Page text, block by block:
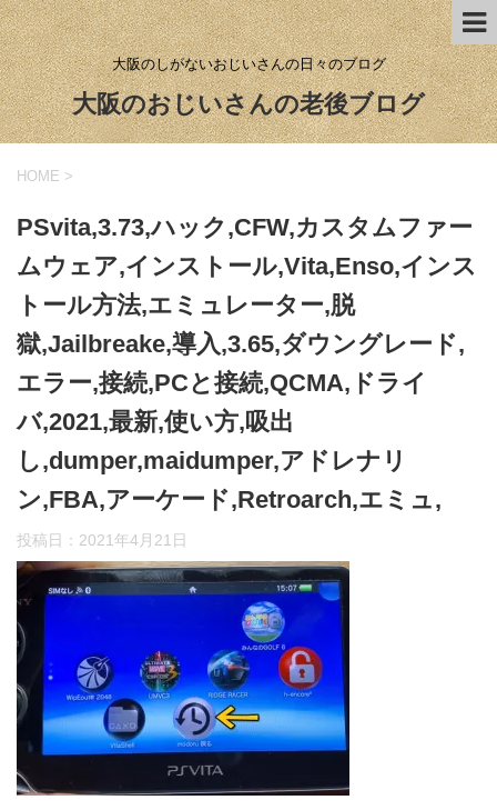
大阪のしがないおじいさんの日々のブログ
大阪のおじいさんの老後ブログ
HOME >
PSvita,3.73,ハック,CFW,カスタムファー
ムウェア,インストール,Vita,Enso,インス
トール方法,エミュレーター,脱
獄,Jailbreake,導入,3.65,ダウングレード,
エラー,接続,PCと接続,QCMA,ドライ
バ,2021,最新,使い方,吸出
し,dumper,maidumper,アドレナリ
ン,FBA,アーケード,Retroarch,エミュ,
投稿日： 2021年4月21日